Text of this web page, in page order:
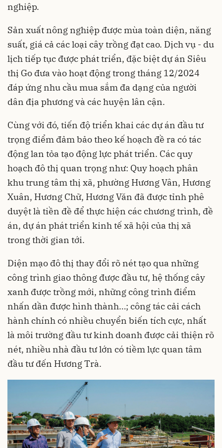
nghiệp.
Sản xuất nông nghiệp được mùa toàn diện, năng
suất, giá cả các loại cây trồng đạt cao. Dịch vụ - du
lịch tiếp tục được phát triển, đặc biệt dự án Siêu
thị Go đưa vào hoạt động trong tháng 12/2024
đáp ứng nhu cầu mua sắm đa dạng của người
dân địa phương và các huyện lân cận.
Cùng với đó, tiến độ triển khai các dự án đầu tư
trọng điểm đảm bảo theo kế hoạch đề ra có tác
động lan tỏa tạo động lực phát triển. Các quy
hoạch đô thị quan trọng như: Quy hoạch phân
khu trung tâm thị xã, phường Hương Vân, Hương
Xuân, Hương Chữ, Hương Văn đã được tỉnh phê
duyệt là tiền đề để thực hiện các chương trình, đề
án, dự án phát triển kinh tế xã hội của thị xã
trong thời gian tới.
Diện mạo đô thị thay đổi rõ nét tạo qua những
công trình giao thông được đầu tư, hệ thống cây
xanh được trồng mới, những công trình điểm
nhấn dần được hình thành…; công tác cải cách
hành chính có nhiều chuyển biến tích cực, nhất
là môi trường đầu tư kinh doanh được cải thiện rõ
nét, nhiều nhà đầu tư lớn có tiềm lực quan tâm
đầu tư đến Hương Trà.